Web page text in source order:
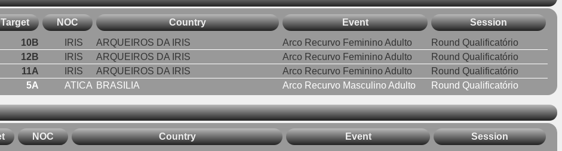
Target NOC Country Event Session
10B IRIS ARQUEIROS DA IRIS Arco Recurvo Feminino Adulto
Round Qualificatório
12B IRIS ARQUEIROS DA IRIS Arco Recurvo Feminino Adulto
Round Qualificatório
11A IRIS ARQUEIROS DA IRIS Arco Recurvo Feminino Adulto
Round Qualificatório
5A ATICA BRASILIA Arco Recurvo Masculino Adulto Round Qualificatório
NOC Country Event Session